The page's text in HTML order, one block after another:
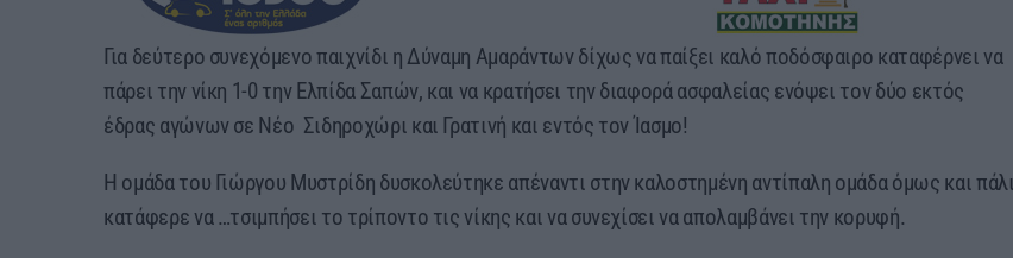
Για δεύτερο συνεχόμενο παιχνίδι η Δύναμη Αμαράντων δίχως να παίξει καλό ποδόσφαιρο καταφέρνει να
πάρει την νίκη 1-0 την Ελπίδα Σαπών, και να κρατήσει την διαφορά ασφαλείας ενόψει τον δύο εκτός
έδρας αγώνων σε Νέο Σιδηροχώρι και Γρατινή και εντός τον Ίασμο!
Η ομάδα του Γιώργου Μυστρίδη δυσκολεύτηκε απέναντι στην καλοστημένη αντίπαλη ομάδα όμως και πάλι
κατάφερε να …τσιμπήσει το τρίποντο τις νίκης και να συνεχίσει να απολαμβάνει την κορυφή.